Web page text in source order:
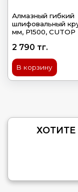
Алмазный гибкий
шлифовальный
мм, Р1500, CUTOP
2 790 тг.
В корзину